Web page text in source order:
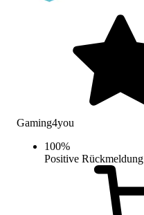
Gaming4you
100%
Positive Rückmeldung